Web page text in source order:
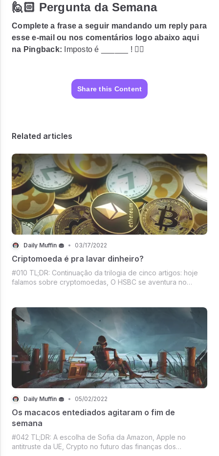
🙋🏻 Pergunta da Semana
Complete a frase a seguir mandando um reply para
esse e-mail ou nos comentários logo abaixo aqui
na Pingback: Imposto é ______ ! 🏴‍☠️
Share this Content
Related articles
Daily Muffin 🧁 • 03/17/2022
Criptomoeda é pra lavar dinheiro?
#010 TL;DR: Continuação da trilogia de cinco artigos: hoje
falamos sobre cryptomoedas, O HSBC se aventura no
Webflow.
Daily Muffin 🧁 • 05/02/2022
Os macacos entediados agitaram o fim de
semana
#042 TL;DR: A escolha de Sofia da Amazon, Apple no
antitruste da UE, Crypto no futuro das finanças dos